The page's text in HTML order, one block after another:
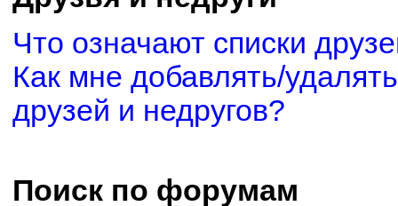
Что означают списки
Как мне добавлять/
друзей и недругов?
Поиск по форумам